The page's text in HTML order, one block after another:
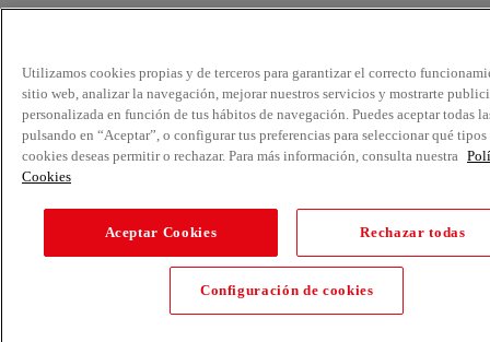
Utilizamos cookies propias y de terceros para garantizar el correcto
sitio web, analizar la navegación, mejorar nuestros servicios y mostrarte
personalizada en función de tus hábitos de navegación. Puedes aceptar todas
pulsando en “Aceptar”, o configurar tus preferencias para seleccionar qué tipos
cookies deseas permitir o rechazar. Para más información, consulta nuestra
Cookies
Aceptar Cookies Rechazar todas
Configuración de cookies